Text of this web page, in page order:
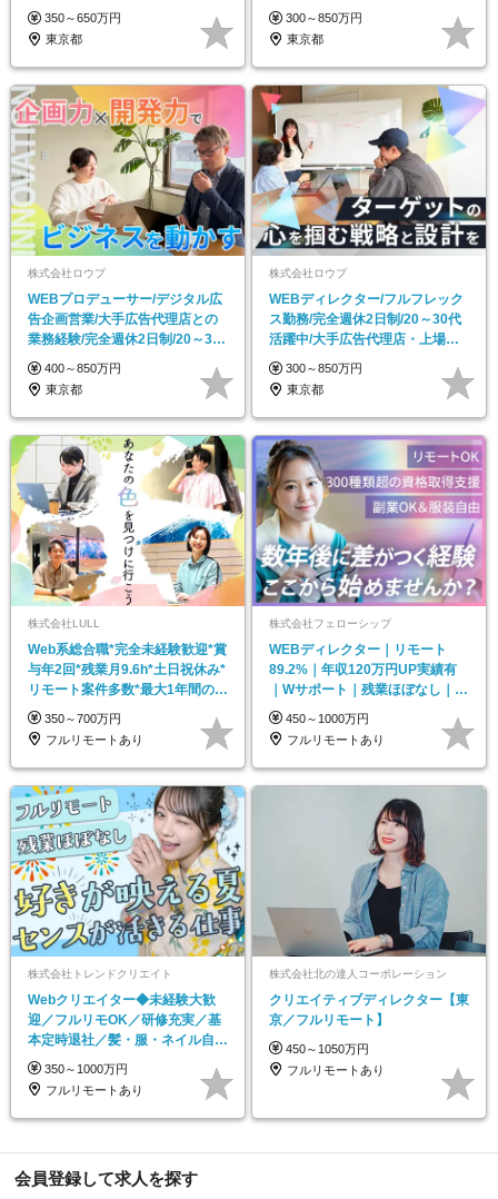
◆中目黒駅徒歩1分
350～650万円
東京都
代活躍中
300～850万円
東京都
株式会社ロウプ
WEBプロデューサー/デジタル広
告企画営業/大手広告代理店との
業務経験/完全週休2日制/20～30
代活躍中
400～850万円
東京都
株式会社ロウプ
WEBディレクター/フルフレック
ス勤務/完全週休2日制/20～30代
活躍中/大手広告代理店・上場企
業案件を担当
300～850万円
東京都
株式会社LULL
Web系総合職*完全未経験歓迎*賞
与年2回*残業月9.6h*土日祝休み*
リモート案件多数*最大1年間の研
修あり
350～700万円
フルリモートあり
株式会社フェローシップ
WEBディレクター｜リモート
89.2%｜年収120万円UP実績有
｜Wサポート｜残業ほぼなし｜案
件選択の自由度◎
450～1000万円
フルリモートあり
株式会社トレンドクリエイト
Webクリエイター◆未経験大歓
迎／フルリモOK／研修充実／基
本定時退社／髪・服・ネイル自由
／年休125日
350～1000万円
フルリモートあり
株式会社北の達人コーポレーション
クリエイティブディレクター【東
京／フルリモート】
450～1050万円
フルリモートあり
会員登録して求人を探す